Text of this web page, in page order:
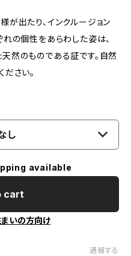
出たり、インクルージョン
の個性をあらわした姿は、
然のものである証です。自然
さい。
し
available
cart
いの方向け
通報する